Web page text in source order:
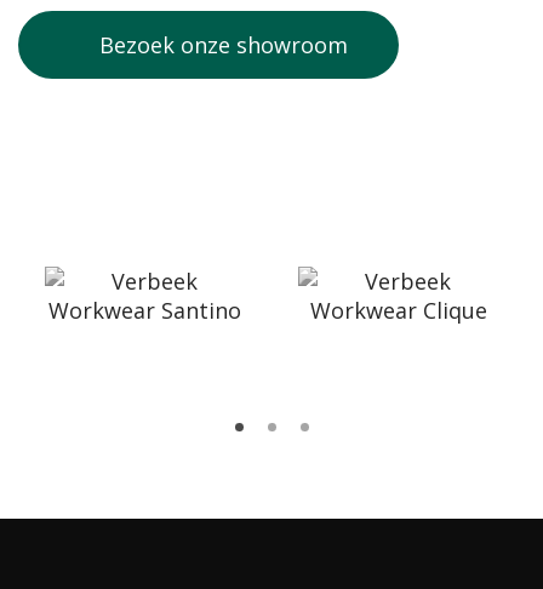
Bezoek onze showroom